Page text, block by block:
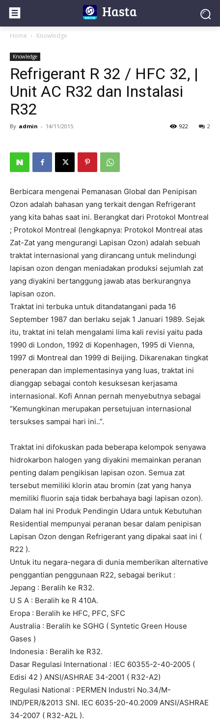
Hasta
Home Knowledge
Knowledge
Refrigerant R 32 / HFC 32, |
Unit AC R32 dan Instalasi
R32
By admin - 14/11/2015 2
922
Berbicara mengenai Pemanasan Global dan Penipisan
Ozon adalah bahasan yang terkait dengan Refrigerant
yang kita bahas saat ini. Berangkat dari Protokol Montreal
; Protokol Montreal (lengkapnya: Protokol Montreal atas
Zat-Zat yang mengurangi Lapisan Ozon) adalah sebuah
traktat internasional yang dirancang untuk melindungi
lapisan ozon dengan meniadakan produksi sejumlah zat
yang diyakini bertanggung jawab atas berkurangnya
lapisan ozon.
Traktat ini terbuka untuk ditandatangani pada 16
September 1987 dan berlaku sejak 1 Januari 1989. Sejak
itu, traktat ini telah mengalami lima kali revisi yaitu pada
1990 di London, 1992 di Kopenhagen, 1995 di Vienna,
1997 di Montreal dan 1999 di Beijing. Dikarenakan tingkat
penerapan dan implementasinya yang luas, traktat ini
dianggap sebagai contoh kesuksesan kerjasama
internasional. Kofi Annan pernah menyebutnya sebagai
“Kemungkinan merupakan persetujuan internasional
tersukses sampai hari ini..”.
Traktat ini difokuskan pada beberapa kelompok senyawa
hidrokarbon halogen yang diyakini memainkan peranan
penting dalam pengikisan lapisan ozon. Semua zat
tersebut memiliki klorin atau bromin (zat yang hanya
memiliki fluorin saja tidak berbahaya bagi lapisan ozon).
Dalam hal ini Produk Pendingin Udara untuk Kebutuhan
Residential mempunyai peranan besar dalam penipisan
Lapisan Ozon dengan Refrigerant yang dipakai saat ini (
R22 ).
Untuk itu negara-negara di dunia memberikan alternative
penggantian penggunaan R22, sebagai berikut :
Jepang : Beralih ke R32.
U S A : Beralih ke R 410A.
Eropa : Beralih ke HFC, PFC, SFC
Australia : Beralih ke SGHG ( Syntetic Green House
Gases )
Indonesia : Beralih ke R32.
Dasar Regulasi International : IEC 60355-2-40-2005 (
Edisi 42 ) ANSI/ASHRAE 34-2001 ( R32-A2)
Regulasi National : PERMEN Industri No.34/M-
IND/PER/&2013 SNI. IEC 6035-20-40.2009 ANSI/ASHRAE
34-2007 ( R32-A2L ).